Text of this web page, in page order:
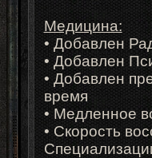
Медицина:
• Добавлен
• Добавлен
• Добавлен
время
• Медленное
• Скорость